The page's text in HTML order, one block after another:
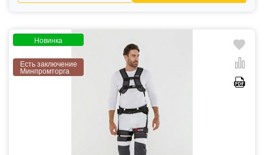
Новинка
Есть заключение
Минпромторга